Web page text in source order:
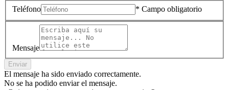
Teléfono * Campo obligatorio
Mensaje
Enviar
El mensaje ha sido enviado correctamente.
No se ha podido enviar el mensaje.